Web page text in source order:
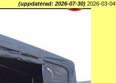
(uppdaterad: 2026-07-30) 2026-03-04